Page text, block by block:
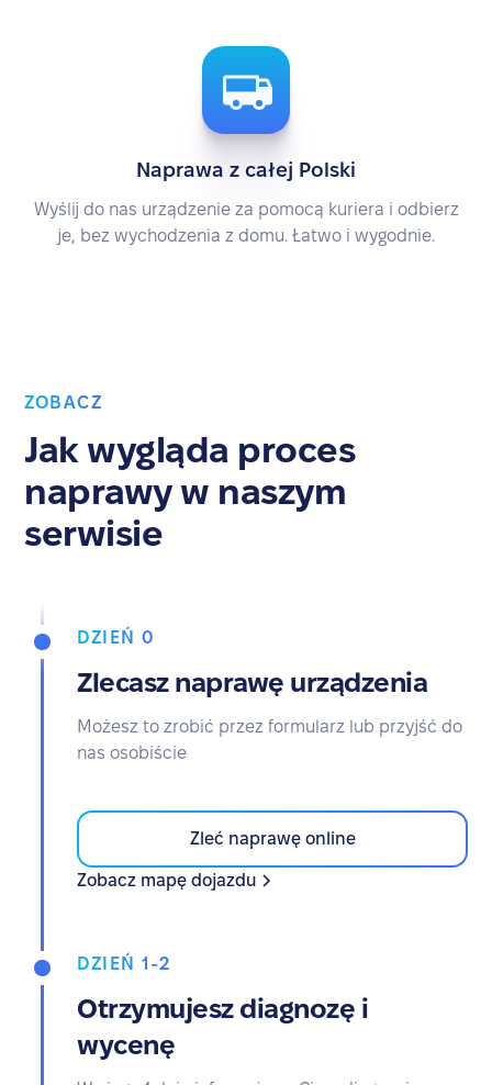
Naprawa z całej Polski
Wyślij do nas urządzenie za pomocą kuriera i odbierz
je, bez wychodzenia z domu. Łatwo i wygodnie.
ZOBACZ
Jak wygląda proces
naprawy w naszym
serwisie
DZIEŃ 0
Zlecasz naprawę urządzenia
Możesz to zrobić przez formularz lub przyjść do
nas osobiście
Zleć naprawę online
Zobacz mapę dojazdu
DZIEŃ 1-2
Otrzymujesz diagnozę i
wycenę